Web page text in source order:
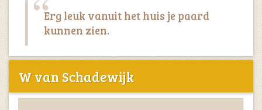
Erg leuk vanuit het huis je paard
kunnen zien.
W van Schadewijk